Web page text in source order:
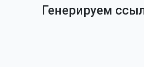
Генерируем